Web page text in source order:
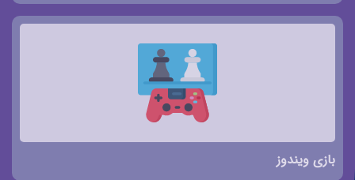
بازی ویندوز